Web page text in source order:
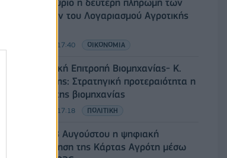
δικαιούχων του Λογαριασμού Αγροτικής
06/08/2026 - 17:40 ΟΙΚΟΝΟΜΙΑ
Κυβερνητική Επιτροπή Βιομηχανίας- Κ.
Μητσοτάκης: Στρατηγική προτεραιότητα η
ενίσχυση της βιομηχανίας
06/08/2026 - 17:18 ΠΟΛΙΤΙΚΗ
Από τις 28 Αυγούστου η ψηφιακή
ενεργοποίηση της Κάρτας Αγρότη μέσω